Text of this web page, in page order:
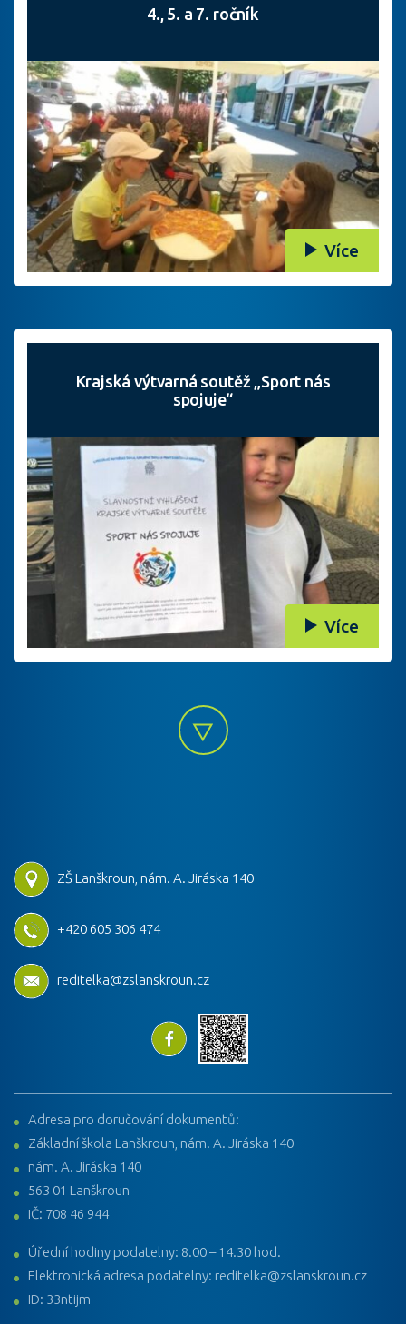
4., 5. a 7. ročník
Více
Krajská výtvarná soutěž „Sport nás
spojuje“
Více
ZŠ Lanškroun, nám. A. Jiráska 140
+420 605 306 474
reditelka@zslanskroun.cz
Adresa pro doručování dokumentů:
Základní škola Lanškroun, nám. A. Jiráska 140
nám. A. Jiráska 140
563 01 Lanškroun
IČ: 708 46 944
Úřední hodiny podatelny: 8.00 – 14.30 hod.
Elektronická adresa podatelny: reditelka@zslanskroun.cz
ID: 33ntijm